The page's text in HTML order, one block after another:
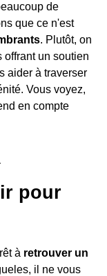
de
que ce n'est
. Plutôt, on
offrant un soutien
aider à traverser
Vous voyez,
en compte
pour
à retrouver un
il ne vous